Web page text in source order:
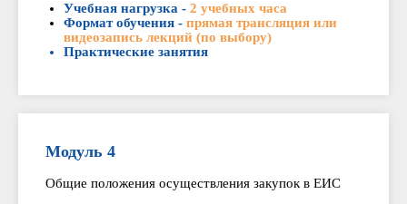
Учебная нагрузка - 2 учебных часа
Формат обучения - прямая трансляция или
видеозапись лекций (по выбору)
Практические занятия
Модуль 4
Общие положения осуществления закупок в ЕИС